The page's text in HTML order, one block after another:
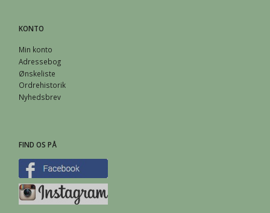
KONTO
Min konto
Adressebog
Ønskeliste
Ordrehistorik
Nyhedsbrev
FIND OS PÅ